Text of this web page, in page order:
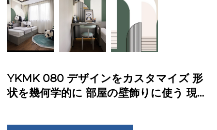
YKMK 080 デザインをカスタマイズ 形
状を幾何学的に 部屋の壁飾りに使う 現代